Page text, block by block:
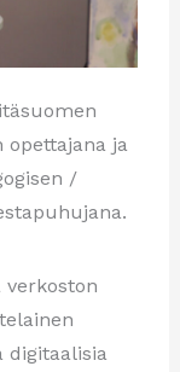
ja
/
digitaalisia